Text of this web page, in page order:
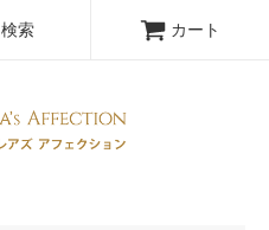
検索 カート